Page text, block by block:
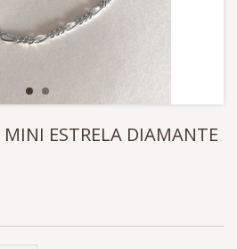
MINI ESTRELA DIAMANTE